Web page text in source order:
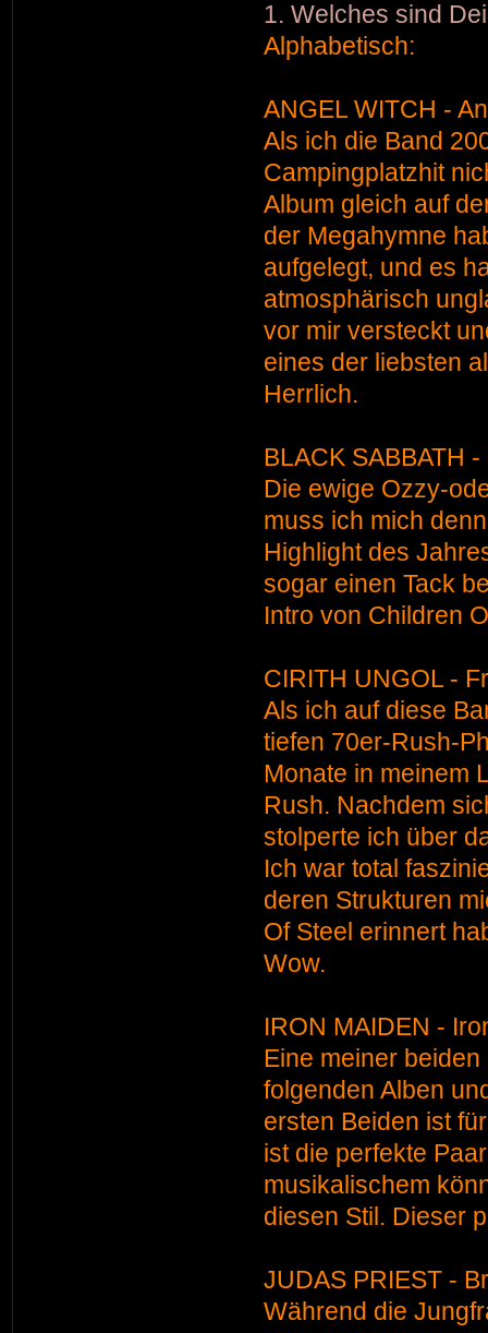
1. Welches sind
Alphabetisch:
ANGEL WITCH -
Als ich die Band
Campingplatzhit
Album gleich auf
der Megahymne
aufgelegt, und es
atmosphärisch
vor mir versteckt
eines der liebsten
Herrlich.
BLACK SABBATH
Die ewige Ozzy-
muss ich mich
Highlight des
sogar einen Tack
Intro von Children
CIRITH UNGOL -
Als ich auf diese
tiefen 70er-Rush-
Monate in meinem
Rush. Nachdem
stolperte ich über
Ich war total
deren Strukturen
Of Steel erinnert
Wow.
IRON MAIDEN -
Eine meiner
folgenden Alben
ersten Beiden ist
ist die perfekte
musikalischem
diesen Stil. Dieser
JUDAS PRIEST -
Während die